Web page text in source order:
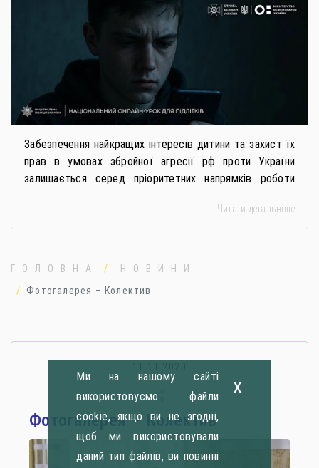
Забезпечення найкращих інтересів дитини та захист їх
прав в умовах збройної агресії рф проти України
залишається серед пріоритетних напрямків роботи
застосовується метод використання дітей у
правопорушень проти основ національної безпеки,
мінімізації […]
Читати детальніше
ГОЛОВНА
НОВИНИ
Фотогалерея – Колектив
Фотогалерея – Колектив
Ми на нашому сайті
використовуємо файли
cookie, якщо ви не згодні,
щоб ми використовували
даний тип файлів, ви повинні
x